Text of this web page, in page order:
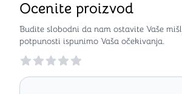
Ocenite proizvod
Budite slobodni da nam ostavite Vaše
potpunosti ispunimo Vaša očekivanja.
Reviews